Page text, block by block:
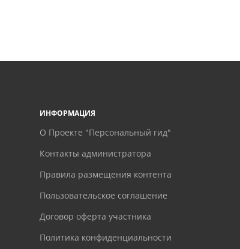
ИНФОРМАЦИЯ
О Проекте "Персональный гид"
Контакты администратора
Правила размещения контента
Пользовательское соглашение
Договор оферта участника
Политика конфиденциальности